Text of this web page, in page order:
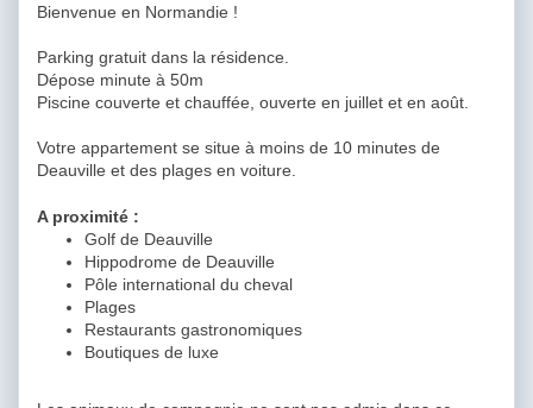
Bienvenue en Normandie !
Parking gratuit dans la résidence.
Dépose minute à 50m
Piscine couverte et chauffée, ouverte en juillet et en août.
Votre appartement se situe à moins de 10 minutes de
Deauville et des plages en voiture.
A proximité :
Golf de Deauville
Hippodrome de Deauville
Pôle international du cheval
Plages
Restaurants gastronomiques
Boutiques de luxe